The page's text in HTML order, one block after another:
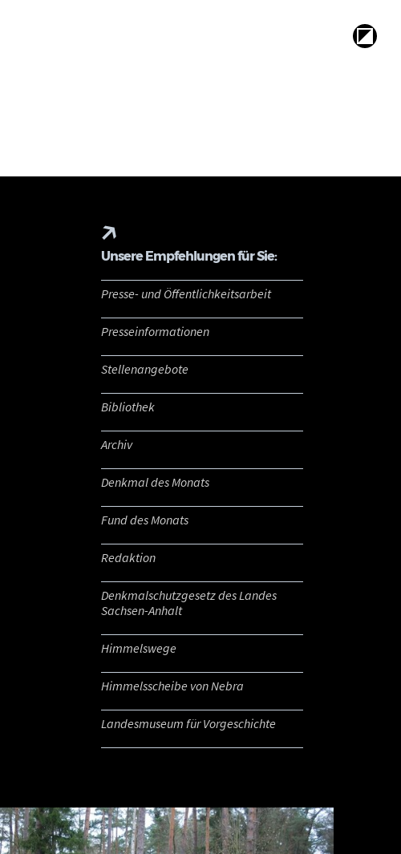
Unsere Empfehlungen für Sie:
Presse- und Öffentlichkeitsarbeit
Presseinformationen
Stellenangebote
Bibliothek
Archiv
Denkmal des Monats
Fund des Monats
Redaktion
Denkmalschutzgesetz des Landes
Sachsen-Anhalt
Himmelswege
Himmelsscheibe von Nebra
Landesmuseum für Vorgeschichte